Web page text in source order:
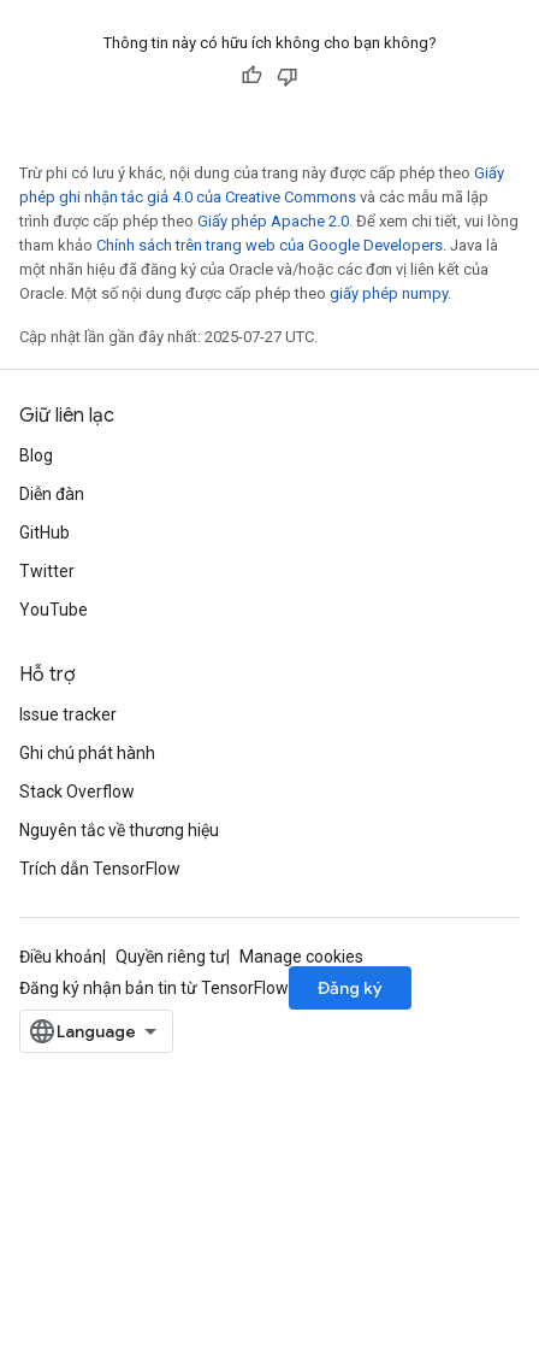
Thông tin này có hữu ích không cho bạn không?
Trừ phi có lưu ý khác, nội dung của trang này được cấp phép theo Giấy
phép ghi nhận tác giả 4.0 của Creative Commons và các mẫu mã lập
trình được cấp phép theo Giấy phép Apache 2.0. Để xem chi tiết, vui lòng
tham khảo Chính sách trên trang web của Google Developers. Java là
một nhãn hiệu đã đăng ký của Oracle và/hoặc các đơn vị liên kết của
Oracle. Một số nội dung được cấp phép theo giấy phép numpy.
Cập nhật lần gần đây nhất: 2025-07-27 UTC.
Giữ liên lạc
Blog
Diễn đàn
GitHub
Twitter
YouTube
Hỗ trợ
Issue tracker
Ghi chú phát hành
Stack Overflow
Nguyên tắc về thương hiệu
Trích dẫn TensorFlow
Điều khoản Quyền riêng tư
Manage cookies
Đăng ký nhận bản tin từ TensorFlow
Đăng ký